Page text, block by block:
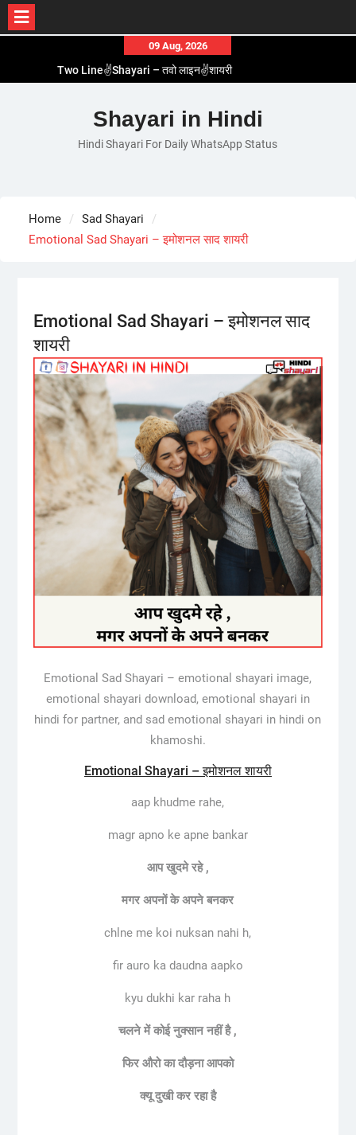
content
09 Aug, 2026
Two Line✌️Shayari – तवो लाइन✌️शायरी
Romantic Love😽Status – रोमांटिक लव😽स्टेटस
Love🥳Poetry In Hindi – लव🥳पोएट्री इन हिंदी
1 Line☝️Shayari In Hindi – १ लाइन☝️शायरी इन हिंदी
Shayari in Hindi
Hindi Shayari For Daily WhatsApp Status
Home
Sad Shayari
Emotional Sad Shayari – इमोशनल साद शायरी
Emotional Sad Shayari – इमोशनल साद
शायरी
Emotional Sad Shayari – emotional shayari image,
emotional shayari download, emotional shayari in
hindi for partner, and sad emotional shayari in hindi on
khamoshi.
Emotional Shayari – इमोशनल शायरी
aap khudme rahe,
magr apno ke apne bankar
आप खुदमे रहे,
मगर अपनों के अपने बनकर
chlne me koi nuksan nahi h,
fir auro ka daudna aapko
kyu dukhi kar raha h
चलने में कोई नुक्सान नहीं है,
फिर औरो का दौड़ना आपको
क्यू दुखी कर रहा है